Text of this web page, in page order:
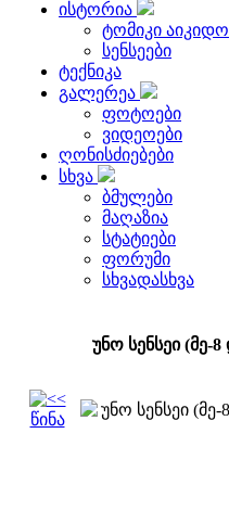
ისტორია
ტომიკი აიკიდო
სენსეები
ტექნიკა
გალერეა
ფოტოები
ვიდეოები
ღონისძიებები
სხვა
ბმულები
მაღაზია
სტატიები
ფორუმი
სხვადასხვა
უნო სენსეი (მე-
წინა